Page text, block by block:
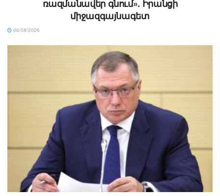
ռազմանավեր գնում». Իրանցի
միջազգայնագետ
06/08/2026